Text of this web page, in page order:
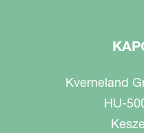
Kverneland
HU-